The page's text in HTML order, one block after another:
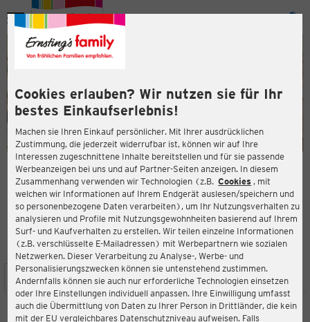
Cookies erlauben? Wir nutzen sie für Ihr
bestes Einkaufserlebnis!
Machen sie Ihren Einkauf persönlicher. Mit Ihrer ausdrücklichen
Zustimmung, die jederzeit widerrufbar ist, können wir auf Ihre
Interessen zugeschnittene Inhalte bereitstellen und für sie passende
Werbeanzeigen bei uns und auf Partner-Seiten anzeigen. In diesem
Zusammenhang verwenden wir Technologien (z.B. Cookies , mit
welchen wir Informationen auf Ihrem Endgerät auslesen/speichern und
so personenbezogene Daten verarbeiten), um Ihr Nutzungsverhalten zu
analysieren und Profile mit Nutzungsgewohnheiten basierend auf Ihrem
Surf- und Kaufverhalten zu erstellen. Wir teilen einzelne Informationen
(z.B. verschlüsselte E-Mailadressen) mit Werbepartnern wie sozialen
Netzwerken. Dieser Verarbeitung zu Analyse-, Werbe- und
Personalisierungszwecken können sie untenstehend zustimmen.
Andernfalls können sie auch nur erforderliche Technologien einsetzen
oder Ihre Einstellungen individuell anpassen. Ihre Einwilligung umfasst
auch die Übermittlung von Daten zu Ihrer Person in Drittländer, die kein
mit der EU vergleichbares Datenschutzniveau aufweisen. Falls
Menü
ERNSTING'S FAMILY FILIALE
Markt 20-23
09648 Mittweida
4,5
Bewertung:
STANDORT SERVICES SORTIMENT AKTIONEN